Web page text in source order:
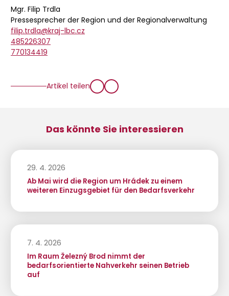
Mgr. Filip Trdla
Pressesprecher der Region und der Regionalverwaltung
filip.trdla@kraj-lbc.cz
485226307
770134419
Artikel teilen
Das könnte Sie interessieren
29. 4. 2026
Ab Mai wird die Region um Hrádek zu einem
weiteren Einzugsgebiet für den Bedarfsverkehr
7. 4. 2026
Im Raum Železný Brod nimmt der
bedarfsorientierte Nahverkehr seinen Betrieb
auf